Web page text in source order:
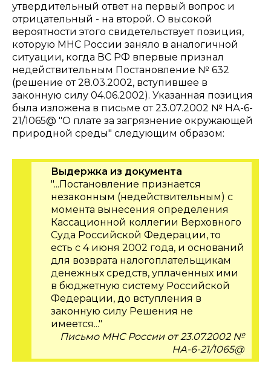
утвердительный ответ на первый вопрос и
отрицательный - на второй. О высокой
вероятности этого свидетельствует позиция,
которую МНС России заняло в аналогичной
ситуации, когда ВС РФ впервые признал
недействительным Постановление № 632
(решение от 28.03.2002, вступившее в
законную силу 04.06.2002). Указанная позиция
была изложена в письме от 23.07.2002 № НА-6-
21/1065@ "О плате за загрязнение окружающей
природной среды" следующим образом:
Выдержка из документа
"...Постановление признается
незаконным (недействительным) с
момента вынесения определения
Кассационной коллегии Верховного
Суда Российской Федерации, то
есть с 4 июня 2002 года, и оснований
для возврата налогоплательщикам
денежных средств, уплаченных ими
в бюджетную систему Российской
Федерации, до вступления в
законную силу Решения не
имеется..."
Письмо МНС России от 23.07.2002 №
НА-6-21/1065@